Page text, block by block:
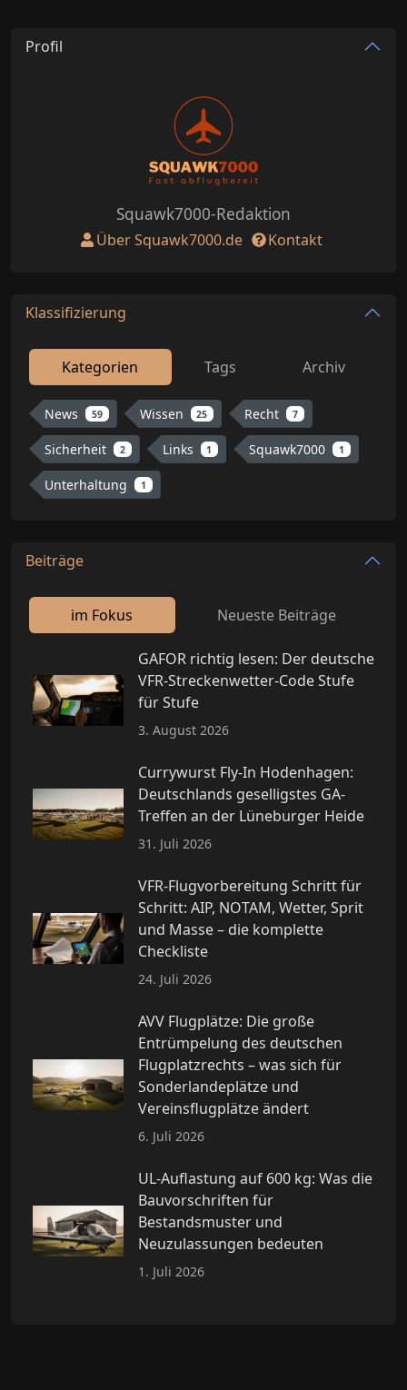
Profil
Squawk7000-Redaktion
Über Squawk7000.de Kontakt
Klassifizierung
Kategorien Tags Archiv
News 59 Wissen 25 Recht 7
Sicherheit 2 Links 1 Squawk7000 1
Unterhaltung 1
Beiträge
im Fokus Neueste Beiträge
GAFOR richtig lesen: Der deutsche
VFR-Streckenwetter-Code Stufe
für Stufe
3. August 2026
Currywurst Fly-In Hodenhagen:
Deutschlands geselligstes GA-
Treffen an der Lüneburger Heide
31. Juli 2026
VFR-Flugvorbereitung Schritt für
Schritt: AIP, NOTAM, Wetter, Sprit
und Masse – die komplette
Checkliste
24. Juli 2026
AVV Flugplätze: Die große
Entrümpelung des deutschen
Flugplatzrechts – was sich für
Sonderlandeplätze und
Vereinsflugplätze ändert
6. Juli 2026
UL-Auflastung auf 600 kg: Was die
Bauvorschriften für
Bestandsmuster und
Neuzulassungen bedeuten
1. Juli 2026